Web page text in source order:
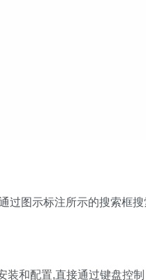
过图示标注所示的搜索框搜
装和配置,直接通过键盘控制